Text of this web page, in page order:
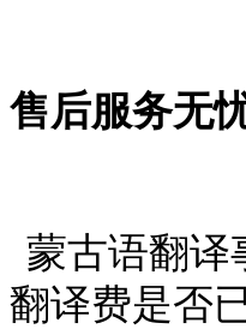
售后服务无
蒙古语翻译
翻译费是否